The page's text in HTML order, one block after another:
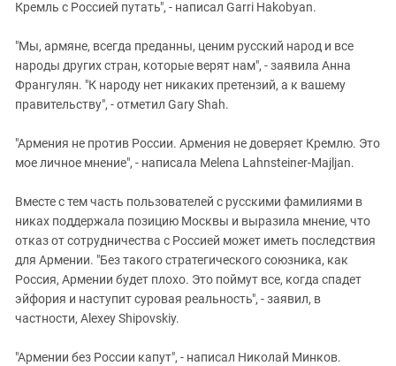
Кремль с Россией путать", - написал Garri Hakobyan.
"Мы, армяне, всегда преданны, ценим русский народ и все
народы других стран, которые верят нам", - заявила Анна
Франгулян. "К народу нет никаких претензий, а к вашему
правительству", - отметил Gary Shah.
"Армения не против России. Армения не доверяет Кремлю. Это
мое личное мнение", - написала Melena Lahnsteiner-Majljan.
Вместе с тем часть пользователей с русскими фамилиями в
никах поддержала позицию Москвы и выразила мнение, что
отказ от сотрудничества с Россией может иметь последствия
для Армении. "Без такого стратегического союзника, как
Россия, Армении будет плохо. Это поймут все, когда спадет
эйфория и наступит суровая реальность", - заявил, в
частности, Alexey Shipovskiy.
"Армении без России капут", - написал Николай Минков.